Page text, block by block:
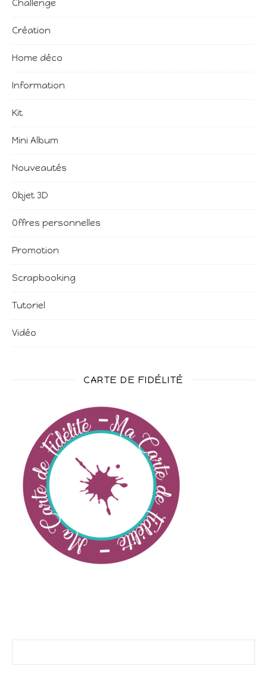
Challenge
Création
Home déco
Information
Kit
Mini Album
Nouveautés
Objet 3D
Offres personnelles
Promotion
Scrapbooking
Tutoriel
Vidéo
CARTE DE FIDÉLITÉ